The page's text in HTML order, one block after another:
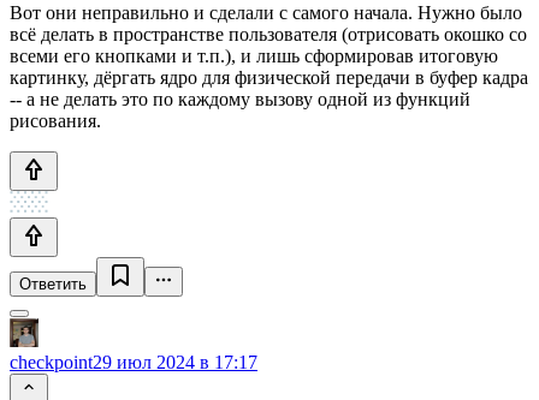
Вот они неправильно и сделали с самого начала. Нужно было
всё делать в пространстве пользователя (отрисовать окошко со
всеми его кнопками и т.п.), и лишь сформировав итоговую
картинку, дёргать ядро для физической передачи в буфер кадра
-- а не делать это по каждому вызову одной из функций
рисования.
Ответить
checkpoint29 июл 2024 в 17:17